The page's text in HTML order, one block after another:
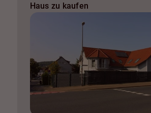
Haus zu kaufen